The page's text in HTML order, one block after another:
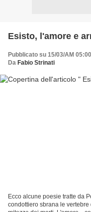
Esisto, l'amore e
Pubblicato su 15/03/AM 05:00
Da Fabio Strinati
Ecco alcune poesie tratte da
condottiero sbrana le